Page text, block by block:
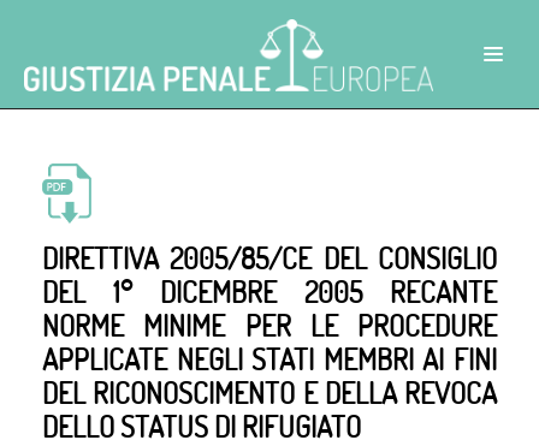
DIRETTIVA 2005/85/CE DEL CONSIGLIO
DEL 1° DICEMBRE 2005 RECANTE
NORME MINIME PER LE PROCEDURE
APPLICATE NEGLI STATI MEMBRI AI FINI
DEL RICONOSCIMENTO E DELLA REVOCA
DELLO STATUS DI RIFUGIATO